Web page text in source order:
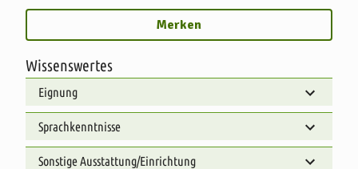
Wissenswertes
Eignung
Sprachkenntnisse
Sonstige Ausstattung/Einrichtung
Merken